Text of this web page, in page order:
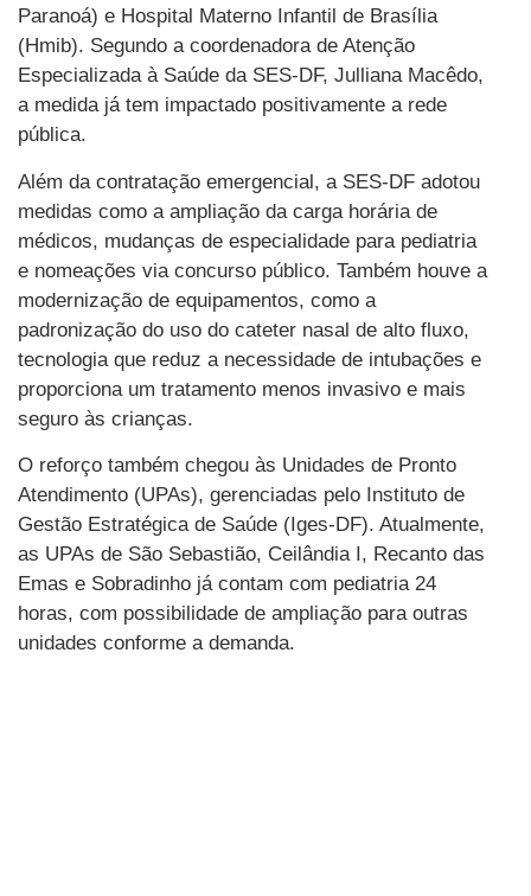
Paranoá) e Hospital Materno Infantil de Brasília
(Hmib). Segundo a coordenadora de Atenção
Especializada à Saúde da SES-DF, Julliana Macêdo,
a medida já tem impactado positivamente a rede
pública.
Além da contratação emergencial, a SES-DF adotou
medidas como a ampliação da carga horária de
médicos, mudanças de especialidade para pediatria
e nomeações via concurso público. Também houve a
modernização de equipamentos, como a
padronização do uso do cateter nasal de alto fluxo,
tecnologia que reduz a necessidade de intubações e
proporciona um tratamento menos invasivo e mais
seguro às crianças.
O reforço também chegou às Unidades de Pronto
Atendimento (UPAs), gerenciadas pelo Instituto de
Gestão Estratégica de Saúde (Iges-DF). Atualmente,
as UPAs de São Sebastião, Ceilândia I, Recanto das
Emas e Sobradinho já contam com pediatria 24
horas, com possibilidade de ampliação para outras
unidades conforme a demanda.